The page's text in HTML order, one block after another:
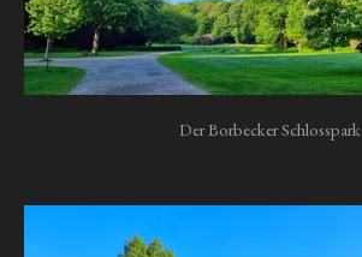
Der Borbecker Schlosspark